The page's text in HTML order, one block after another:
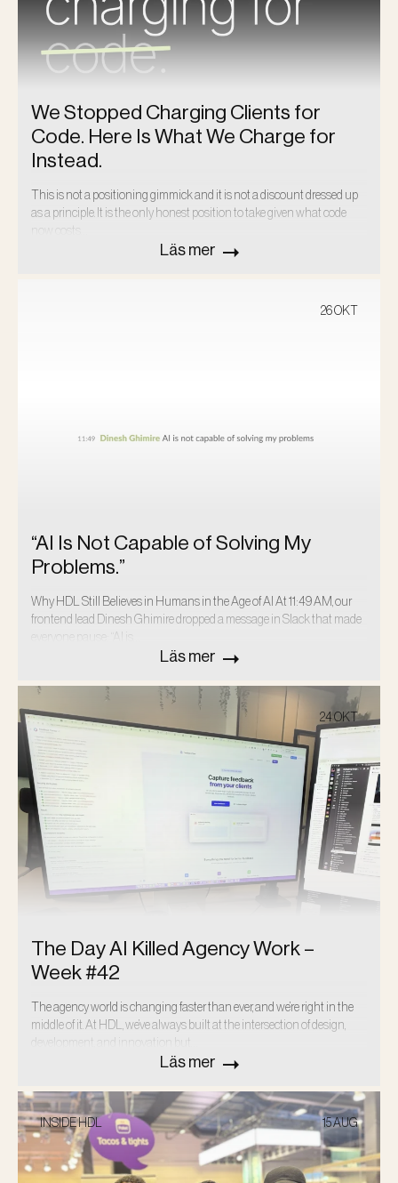
We Stopped Charging Clients for
Code. Here Is What We Charge for
Instead.
This is not a positioning gimmick and it is not a discount dressed up
as a principle. It is the only honest position to take given what code
Läs mer
26 OKT
“AI Is Not Capable of Solving My
Problems.”
Why HDL Still Believes in Humans in the Age of AI At 11:49 AM, our
frontend lead Dinesh Ghimire dropped a message in Slack that made
everyone pause: “AI is…
Läs mer
24 OKT
The Day AI Killed Agency Work –
Week #42
The agency world is changing faster than ever, and we’re right in the
middle of it. At HDL, we’ve always built at the intersection of design,
Läs mer
INSIDE HDL 15 AUG